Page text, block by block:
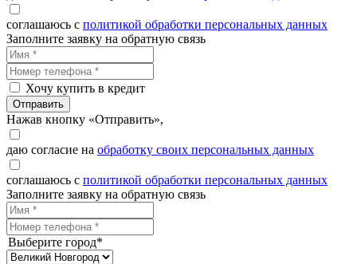
соглашаюсь с политикой обработки персональных данных
Заполните заявку на обратную связь
Хочу купить в кредит
Отправить
Нажав кнопку «Отправить»,
даю согласие на обработку своих персональных данных
соглашаюсь с политикой обработки персональных данных
Заполните заявку на обратную связь
Выберите город*